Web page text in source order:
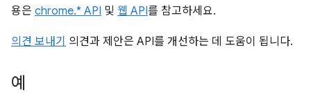
용은 chrome.* API 및 웹 API를 참고하세요.
의견 보내기 의견과 제안은 API를 개선하는 데 도움이 됩니다.
예